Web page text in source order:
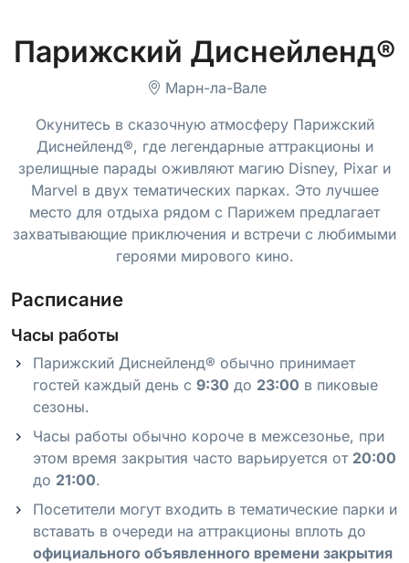
Парижский Диснейленд®
Марн-ла-Вале
Окунитесь в сказочную атмосферу Парижский
Диснейленд®, где легендарные аттракционы и
зрелищные парады оживляют магию Disney, Pixar и
Marvel в двух тематических парках. Это лучшее
место для отдыха рядом с Парижем предлагает
захватывающие приключения и встречи с любимыми
героями мирового кино.
Расписание
Часы работы
Парижский Диснейленд® обычно принимает
гостей каждый день с 9:30 до 23:00 в пиковые
сезоны.
Часы работы обычно короче в межсезонье, при
этом время закрытия часто варьируется от 20:00
до 21:00.
Посетители могут входить в тематические парки и
вставать в очереди на аттракционы вплоть до
официального объявленного времени закрытия